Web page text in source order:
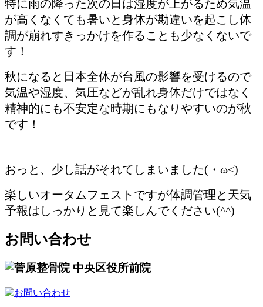
特に雨の降った次の日は湿度が上がるため気温
が高くなくても暑いと身体が勘違いを起こし体
調が崩れすきっかけを作ることも少なくないで
す！
秋になると日本全体が台風の影響を受けるので
気温や湿度、気圧などが乱れ身体だけではなく
精神的にも不安定な時期にもなりやすいのが秋
です！
おっと、少し話がそれてしまいました(・ω<)
楽しいオータムフェストですが体調管理と天気
予報はしっかりと見て楽しんでください(^^)
お問い合わせ